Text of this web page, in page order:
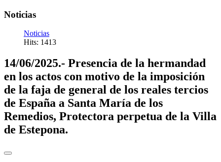
Noticias
Noticias
Hits: 1413
14/06/2025.- Presencia de la hermandad
en los actos con motivo de la imposición
de la faja de general de los reales tercios
de España a Santa María de los
Remedios, Protectora perpetua de la Villa
de Estepona.